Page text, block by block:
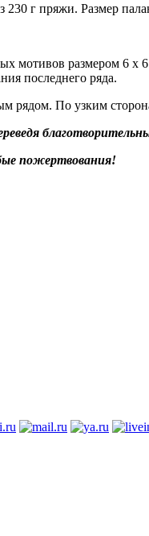
г пряжи. Размер
мотивов размером 6 х
последнего ряда.
рядом. По узким
пожертвования!